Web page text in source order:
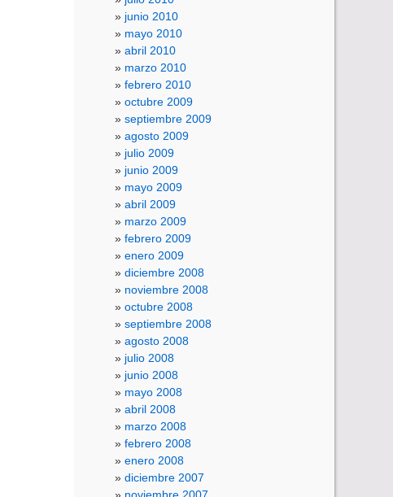
junio 2010
mayo 2010
abril 2010
marzo 2010
febrero 2010
octubre 2009
septiembre 2009
agosto 2009
julio 2009
junio 2009
mayo 2009
abril 2009
marzo 2009
febrero 2009
enero 2009
diciembre 2008
noviembre 2008
octubre 2008
septiembre 2008
agosto 2008
julio 2008
junio 2008
mayo 2008
abril 2008
marzo 2008
febrero 2008
enero 2008
diciembre 2007
noviembre 2007